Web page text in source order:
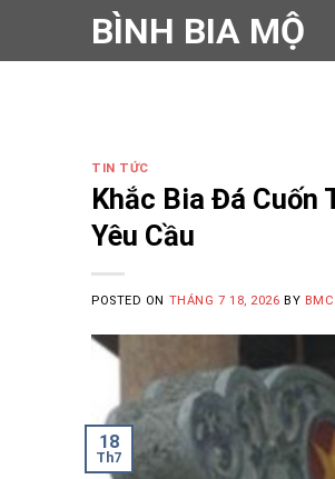
content
BÌNH BIA MỘ
TIN TỨC
Khắc Bia Đá Cuốn
Yêu Cầu
POSTED ON THÁNG 7 18, 2026 BY BMC
18
Th7